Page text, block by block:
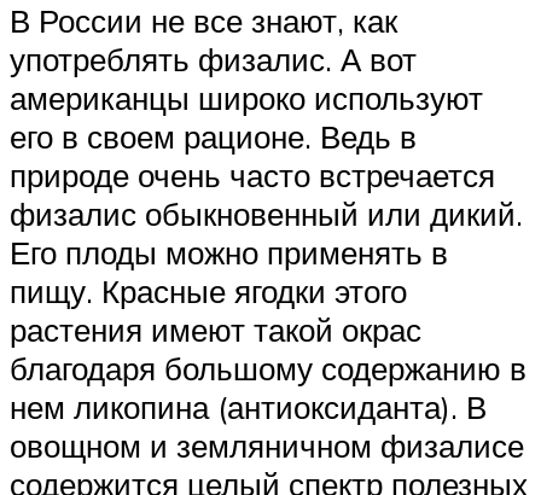
В России не все знают, как
употреблять физалис. А вот
американцы широко используют
его в своем рационе. Ведь в
природе очень часто встречается
физалис обыкновенный или дикий.
Его плоды можно применять в
пищу. Красные ягодки этого
растения имеют такой окрас
благодаря большому содержанию в
нем ликопина (антиоксиданта). В
овощном и земляничном физалисе
содержится целый спектр полезных